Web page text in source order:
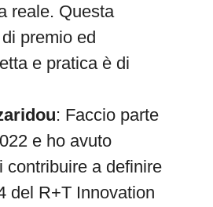
reale. Questa
premio ed
e pratica è di
: Faccio parte
e ho avuto
contribuire a definire
del R+T Innovation